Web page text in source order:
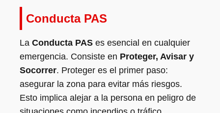
Conducta PAS
La Conducta PAS es esencial en cualquier
emergencia. Consiste en Proteger, Avisar y
Socorrer. Proteger es el primer paso:
asegurar la zona para evitar más riesgos.
Esto implica alejar a la persona en peligro de